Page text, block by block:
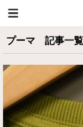
プーマ 記事一覧